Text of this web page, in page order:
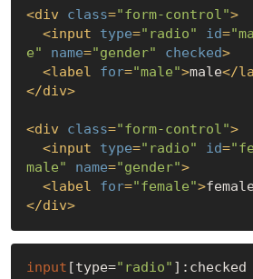
<div class="form-control">
<input type="radio" id=
e"
name="gender" checked>
<label for="male">male</
</div>
<div class="form-control">
<input type="radio" id=
male"
name="gender">
<label for="female">
</div>
input [type="radio" ] :checked